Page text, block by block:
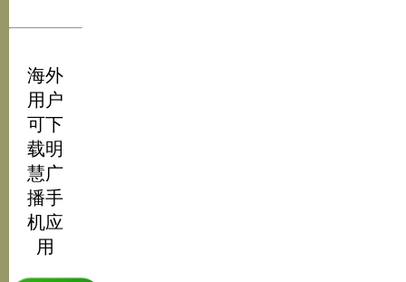
海外
用户
可下
载明
慧广
播手
机应
用